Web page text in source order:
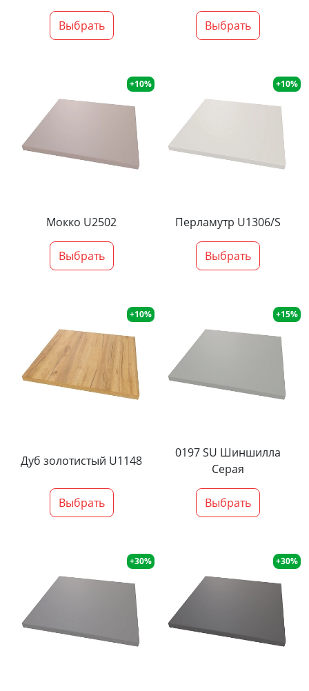
Выбрать Выбрать
+10%
Мокко U2502
Выбрать
+10%
Перламутр U1306/S
Выбрать
+10%
Дуб золотистый U1148
Выбрать
+15%
0197 SU Шиншилла
Серая
Выбрать
+30% +30%